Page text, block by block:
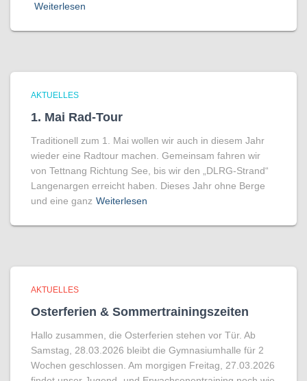
Weiterlesen
AKTUELLES
1. Mai Rad-Tour
Traditionell zum 1. Mai wollen wir auch in diesem Jahr
wieder eine Radtour machen. Gemeinsam fahren wir
von Tettnang Richtung See, bis wir den „DLRG-Strand“
Langenargen erreicht haben. Dieses Jahr ohne Berge
und eine ganz Weiterlesen
AKTUELLES
Osterferien & Sommertrainingszeiten
Hallo zusammen, die Osterferien stehen vor Tür. Ab
Samstag, 28.03.2026 bleibt die Gymnasiumhalle für 2
Wochen geschlossen. Am morgigen Freitag, 27.03.2026